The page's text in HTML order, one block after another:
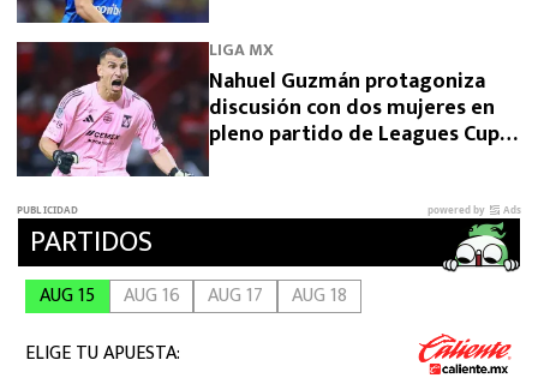
LIGA MX
Nahuel Guzmán protagoniza
discusión con dos mujeres en
pleno partido de Leagues Cup